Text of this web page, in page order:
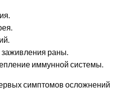
раны.
иммунной системы.
симптомов осложнений